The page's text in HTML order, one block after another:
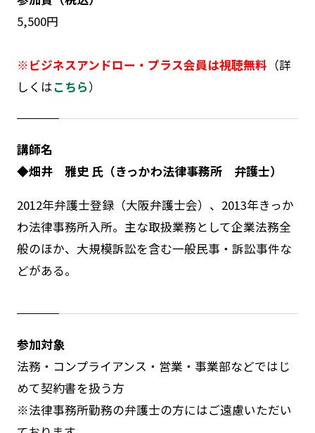
5,500円
※ビジネスアンドロー・プラス会員は視聴無料 （詳
しくはこちら）
講師名
◆畑井 雅史 氏（きっかわ法律事務所 弁護士）
2012年弁護士登録（大阪弁護士会）、2013年きっか
わ法律事務所入所。主な取扱業務として企業法務全
般のほか、大規模訴訟を含む一般民事・訴訟事件な
どがある。
参加対象
法務・コンプライアンス・営業・事業部などではじ
めて契約書を扱う方
※法律事務所勤務の弁護士の方にはご遠慮いただい